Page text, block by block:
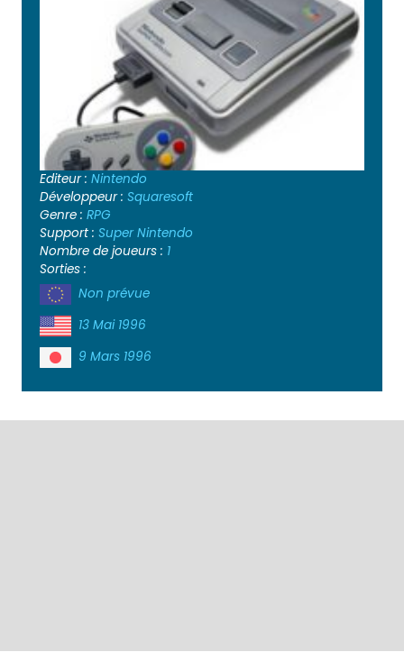
Editeur : Nintendo
Développeur : Squaresoft
Genre : RPG
Support : Super Nintendo
Nombre de joueurs : 1
Sorties :
Non prévue
13 Mai 1996
9 Mars 1996